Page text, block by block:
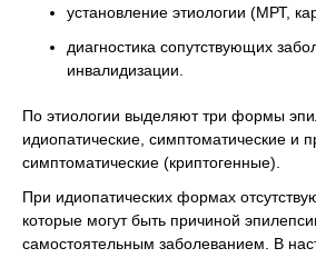
установление этиологии (МРТ,
диагностика сопутствующих
инвалидизации.
По этиологии выделяют три формы
идиопатические, симптоматические и
симптоматические (криптогенные).
При идиопатических формах
которые могут быть причиной
самостоятельным заболеванием. В